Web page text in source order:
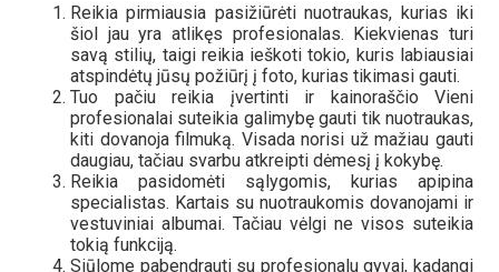
Reikia pirmiausia pasižiūrėti nuotraukas, kurias iki
šiol jau yra atlikęs profesionalas. Kiekvienas turi
savą stilių, taigi reikia ieškoti tokio, kuris labiausiai
atspindėtų jūsų požiūrį į foto, kurias tikimasi gauti.
Tuo pačiu reikia įvertinti ir kainoraščio Vieni
profesionalai suteikia galimybę gauti tik nuotraukas,
kiti dovanoja filmuką. Visada norisi už mažiau gauti
daugiau, tačiau svarbu atkreipti dėmesį į kokybę.
Reikia pasidomėti sąlygomis, kurias apipina
specialistas. Kartais su nuotraukomis dovanojami ir
vestuviniai albumai. Tačiau vėlgi ne visos suteikia
tokią funkciją.
Siūlome pabendrauti su profesionalu gyvai, kadangi